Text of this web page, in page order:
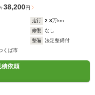
38,200円
走行 2.3万km
修復
なし
整備
法定整備付
くば市
積依頼